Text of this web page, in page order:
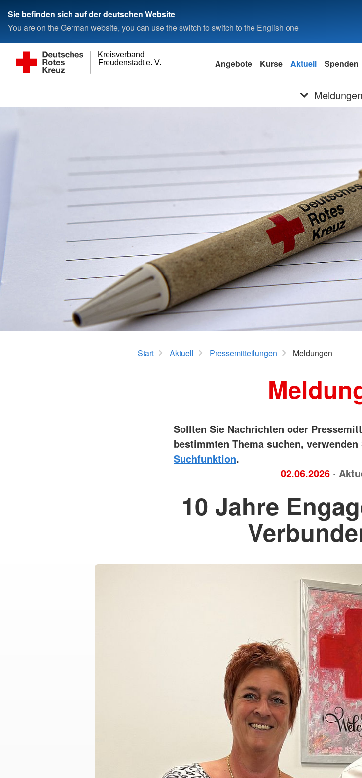
Sie befinden sich auf der deutschen Website
You are on the German website, you can use the switch to switch to the English one
Freudenstadt e. V.
Kreisverband
Angebote Kurse Aktuell Spenden
Meldungen
Start Aktuell Pressemitteilungen Meldungen
Sollten Sie Nachrichten oder
bestimmten Thema suchen,
Suchfunktion.
02.06.2026 ·
10 Jahre